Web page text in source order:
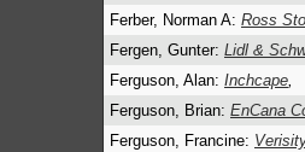
Ferber, Norman A: Ross
Fergen, Gunter: Lidl &
Ferguson, Alan: Inchcape,
Ferguson, Brian: EnCana
Ferguson, Francine: